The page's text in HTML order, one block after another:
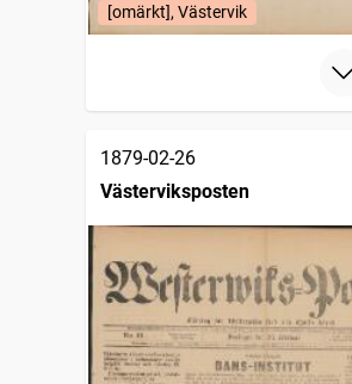
[omärkt], Västervik
1879-02-26
Västerviksposten